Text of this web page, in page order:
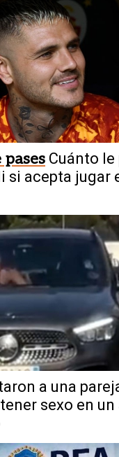
Cuánto le
si acepta jugar
a una
sexo en un